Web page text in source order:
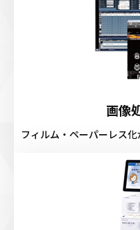
画像
フィルム・ペーパーレス化